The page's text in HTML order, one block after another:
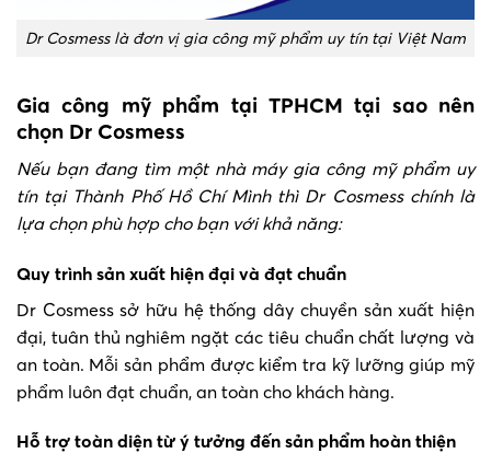
Dr Cosmess là đơn vị gia công mỹ phẩm uy tín tại Việt Nam
Gia công mỹ phẩm tại TPHCM tại sao nên
chọn Dr Cosmess
Nếu bạn đang tìm một nhà máy gia công mỹ phẩm uy
tín tại Thành Phố Hồ Chí Mình thì Dr Cosmess chính là
lựa chọn phù hợp cho bạn với khả năng:
Quy trình sản xuất hiện đại và đạt chuẩn
Dr Cosmess sở hữu hệ thống dây chuyền sản xuất hiện
đại, tuân thủ nghiêm ngặt các tiêu chuẩn chất lượng và
an toàn. Mỗi sản phẩm được kiểm tra kỹ lưỡng giúp mỹ
phẩm luôn đạt chuẩn, an toàn cho khách hàng.
Hỗ trợ toàn diện từ ý tưởng đến sản phẩm hoàn thiện